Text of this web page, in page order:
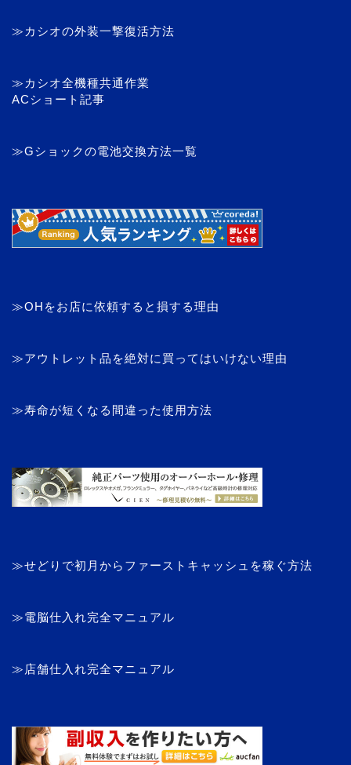
≫カシオの外装一撃復活方法
≫カシオ全機種共通作業
ACショート記事
≫Gショックの電池交換方法一覧
≫OHをお店に依頼すると損する理由
≫アウトレット品を絶対に買ってはいけない理由
≫寿命が短くなる間違った使用方法
≫せどりで初月からファーストキャッシュを稼ぐ方法
≫電脳仕入れ完全マニュアル
≫店舗仕入れ完全マニュアル